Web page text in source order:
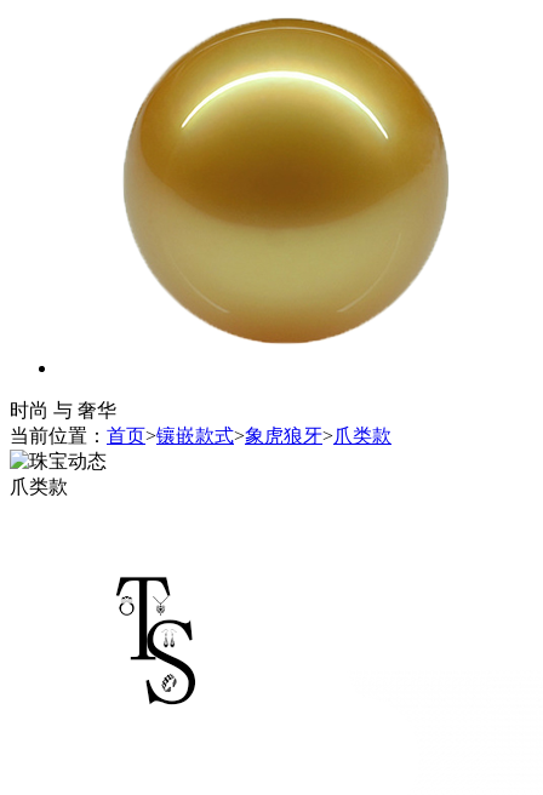
时尚 与 奢华
当前位置： 首页>镶嵌款式>象虎狼牙>爪类款
爪类款